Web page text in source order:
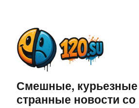
Смешные,
странные новости